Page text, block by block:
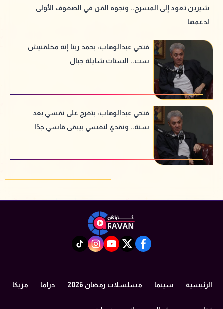
شيرين تعود إلى المسرح.. ونجوم الفن في الصفوف الأولى
لدعمها
فتحي عبدالوهاب: بحمد ربنا إنه مخلقنيش
ست.. الستات شايلة جبال
فتحي عبدالوهاب: بتفرج على نفسي بعد
سنة.. ونقدي لنفسي بيبقى قاسي جدًا
facebook
twitter
youtube
instagram
tiktok
الرئيسية سينما مسلسلات رمضان 2026 دراما مزيكا